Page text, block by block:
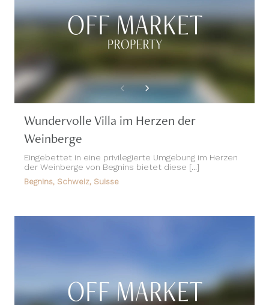
Wundervolle Villa im Herzen der
Weinberge
Eingebettet in eine privilegierte Umgebung im Herzen
der Weinberge von Begnins bietet diese [...]
Begnins, Schweiz, Suisse